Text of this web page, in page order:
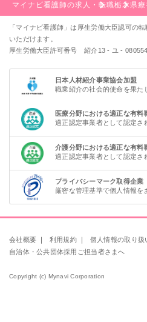
マイナビ看護師の求人・転職栃木県
「マイナビ看護師」は厚生労働大臣認可の
いただけます。
厚生労働大臣許可番号 紹介13 - ユ - 080554
日本人材紹介事業協会加盟
職業紹介の社会的使命を果た
医療分野における適正な有料
適正認定事業者として認定さ
介護分野における適正な有料
適正認定事業者として認定さ
プライバシーマーク取得企業
厳密な管理基準で個人情報を
会社概要 ｜ 利用規約 ｜ 個人情報の取り扱
自治体・公共団体採用ご担当者さまへ
Copyright (c) Mynavi Corporation